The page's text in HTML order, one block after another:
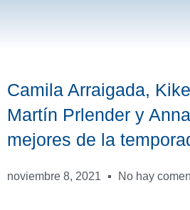
Camila Arraigada,
Martín Prlender y
mejores de la
noviembre 8, 2021 No hay